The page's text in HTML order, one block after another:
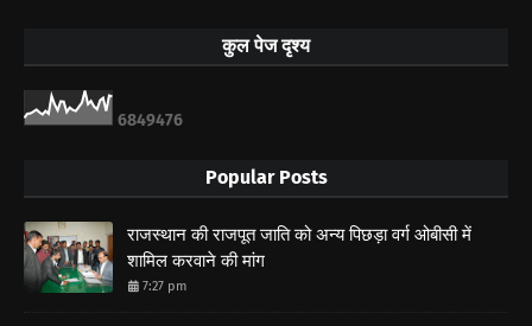
कुल पेज दृश्य
6849476
Popular Posts
राजस्थान की राजपूत जाति को अन्य पिछड़ा वर्ग ओबीसी में
शामिल करवाने की मांग
7:27 pm